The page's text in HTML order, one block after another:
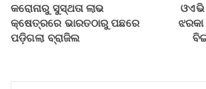
କରୋନାରୁ ସୁସ୍ଥତା ଲାଭ
କ୍ଷେତ୍ରରେ ଭାରତଠାରୁ ପଛରେ
ପଡ଼ିଗଲା ବ୍ରାଜିଲ
ଓଏଭି